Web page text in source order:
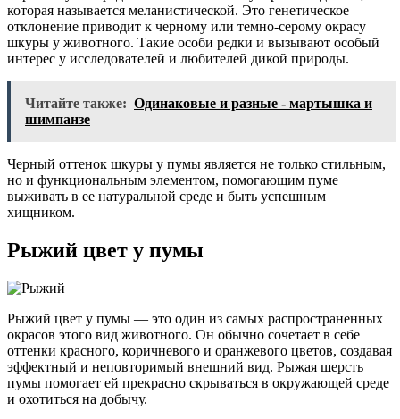
которая называется меланистической. Это генетическое
отклонение приводит к черному или темно-серому окрасу
шкуры у животного. Такие особи редки и вызывают особый
интерес у исследователей и любителей дикой природы.
Читайте также: Одинаковые и разные - мартышка и
шимпанзе
Черный оттенок шкуры у пумы является не только стильным,
но и функциональным элементом, помогающим пуме
выживать в ее натуральной среде и быть успешным
хищником.
Рыжий цвет у пумы
Рыжий цвет у пумы — это один из самых распространенных
окрасов этого вид животного. Он обычно сочетает в себе
оттенки красного, коричневого и оранжевого цветов, создавая
эффектный и неповторимый внешний вид. Рыжая шерсть
пумы помогает ей прекрасно скрываться в окружающей среде
и охотиться на добычу.